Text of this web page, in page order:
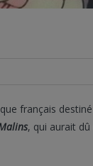
français
, qui aurait